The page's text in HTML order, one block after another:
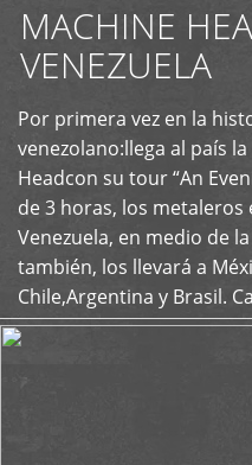
MACHINE
VENEZUELA
Por primera vez en la
venezolano:llega al país
Headcon su tour “An
de 3 horas, los
Venezuela, en medio de
también, los llevará a
Chile,Argentina y Brasil.